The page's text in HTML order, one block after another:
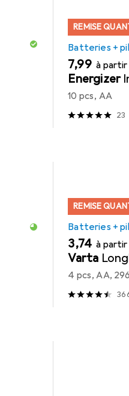
REMISE
Batteries +
EUR
7,99 à partir
Energizer
10 pcs, AA
23
REMISE
Batteries +
EUR
3,74 à partir
Varta
4 pcs, AA,